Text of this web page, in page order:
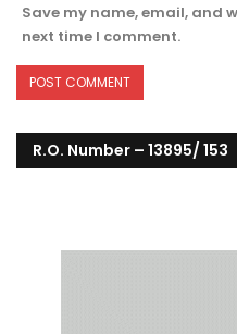
Save my name, email, and
next time I comment.
R.O. Number – 13895/ 153